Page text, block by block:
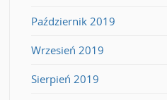
Październik 2019
Wrzesień 2019
Sierpień 2019